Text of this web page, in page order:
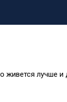
живется лучше